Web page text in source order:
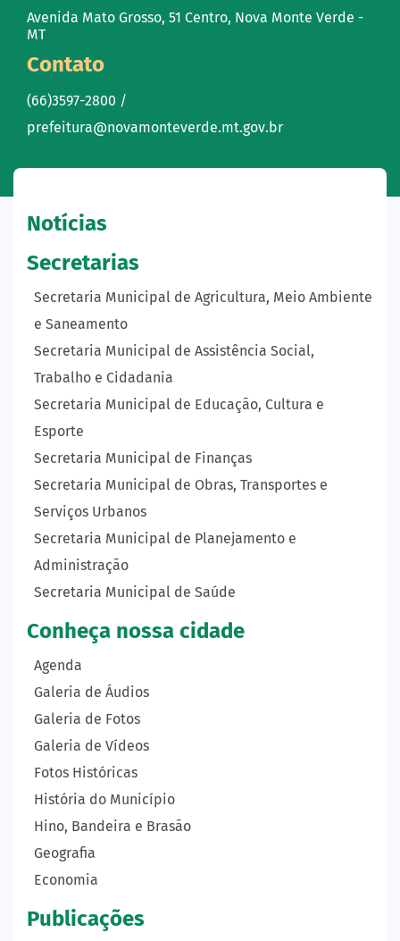
Avenida Mato Grosso, 51 Centro, Nova Monte Verde -
MT
Contato
(66)3597-2800 /
prefeitura@novamonteverde.mt.gov.br
Notícias
Secretarias
Secretaria Municipal de Agricultura, Meio Ambiente
e Saneamento
Secretaria Municipal de Assistência Social,
Trabalho e Cidadania
Secretaria Municipal de Educação, Cultura e
Esporte
Secretaria Municipal de Finanças
Secretaria Municipal de Obras, Transportes e
Serviços Urbanos
Secretaria Municipal de Planejamento e
Administração
Secretaria Municipal de Saúde
Conheça nossa cidade
Agenda
Galeria de Áudios
Galeria de Fotos
Galeria de Vídeos
Fotos Históricas
História do Município
Hino, Bandeira e Brasão
Geografia
Economia
Publicações